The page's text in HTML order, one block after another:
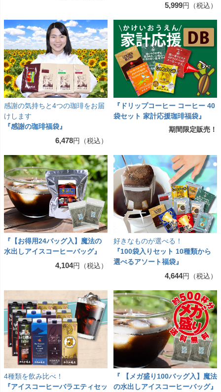
5,999円（税込）
感謝の気持ちと4つの珈琲をお届
けします
『感謝の珈琲福袋』
6,478円（税込）
『ドリップコーヒー コーヒー 40
袋セット 家計応援珈琲福袋』
期間限定販売！
『【お得用24バッグ入】魔法の
水出しアイスコーヒーバッグ』
4,104円（税込）
好きなものが選べる！
『100袋入りセット 10種類から
選べるアソート福袋』
4,644円（税込）
4種類を飲み比べ！
『アイスコーヒーバラエティセッ
『 【メガ盛り100バッグ入】魔法
の水出しアイスコーヒーバッグ』